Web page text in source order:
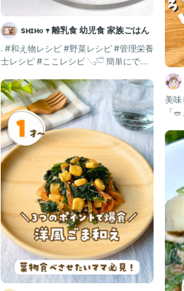
☆ ツナ缶の油を切って使うことでサラダ
さっぱりしますが、油を少し残すと、
さらにコクが増してリッチな味わいに
☆ 家のほうれん草は、とても太かったの
5分加熱しました。
少し根元が透き通ったらＯＫですので
様子をみながら加熱してください。
🥗《ほうれん草・卵・ツナサラダ》
効能まとめ
✅1. 貧血予防 & 血流サポート
ほうれん草の鉄分が赤血球をつくるの
**ビタミンC（ほうれん草）**が鉄分の
✅ 2. 免疫力アップ & 老化予防
**抗酸化ビタミン（A・C・E）**がたっ
┗ ほうれん草のβ-カロテンやビタミ
sʜɪʜᴏ 𖥧 離乳食 幼児食 家族ごはん
. #和え物レシピ #野菜レシピ #管理栄養
士レシピ #ここレシピ 𓂅𓎩 簡単にでき
美味
「